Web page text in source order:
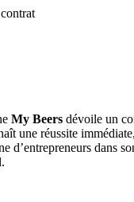
My Beers dévoile un
une réussite
dans